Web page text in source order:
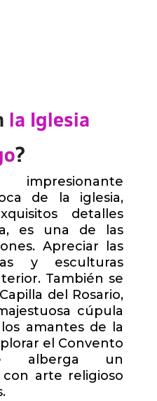
la Iglesia
?
de la iglesia,
detalles
es una de las
Apreciar las
y esculturas
También se
del Rosario,
cúpula
amantes de la
el Convento
alberga un
arte religioso